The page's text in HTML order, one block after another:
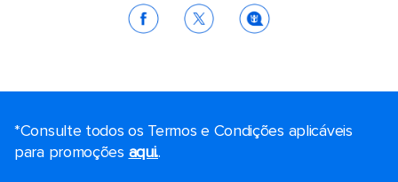
*Consulte todos os Termos e Condições aplicáveis ​​
para promoções aqui..